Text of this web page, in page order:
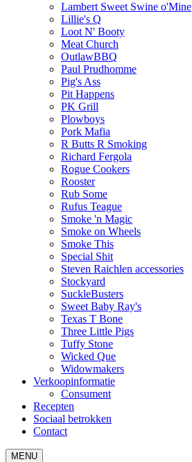
Lambert Sweet Swine o'Mine
Lillie's Q
Loot N' Booty
Meat Church
OutlawBBQ
Paul Prudhomme
Pig's Ass
Pit Happens
PK Grill
Plowboys
Pork Mafia
R Butts R Smoking
Richard Fergola
Rogue Cookers
Rooster
Rub Some
Rufus Teague
Smoke 'n Magic
Smoke on Wheels
Smoke This
Special Shit
Steven Raichlen accessories
Stockyard
SuckleBusters
Sweet Baby Ray's
Texas T Bone
Three Little Pigs
Tuffy Stone
Wicked Que
Widowmakers
Verkoopinformatie
Consument
Recepten
Sociaal betrokken
Contact
MENU